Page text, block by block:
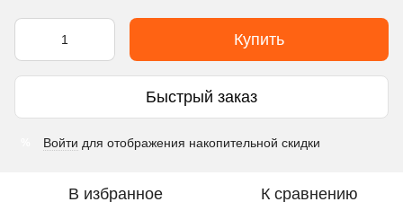
Купить
Быстрый заказ
Войти для отображения накопительной скидки
В избранное К сравнению